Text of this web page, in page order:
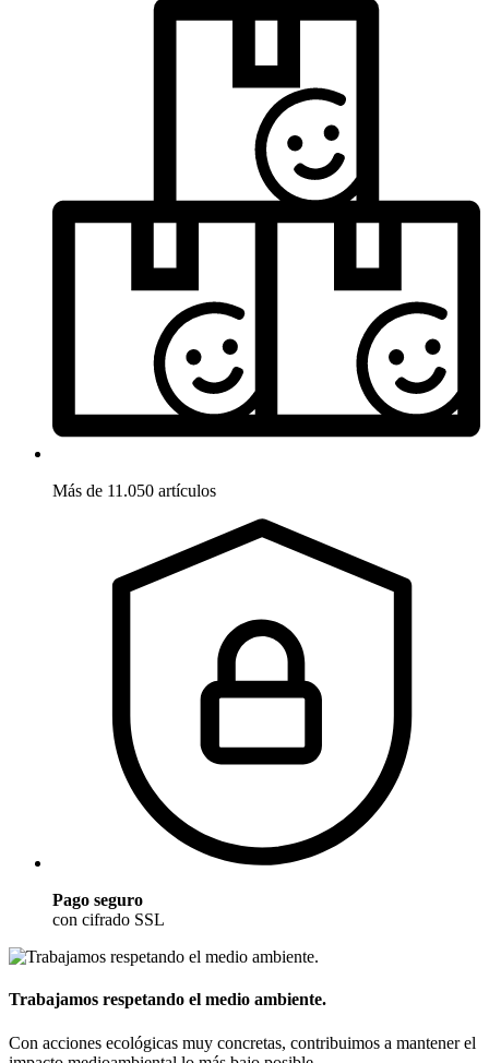
Más de 11.050 artículos
Pago seguro
con cifrado SSL
Trabajamos respetando el medio ambiente.
Con acciones ecológicas muy concretas, contribuimos a mantener el